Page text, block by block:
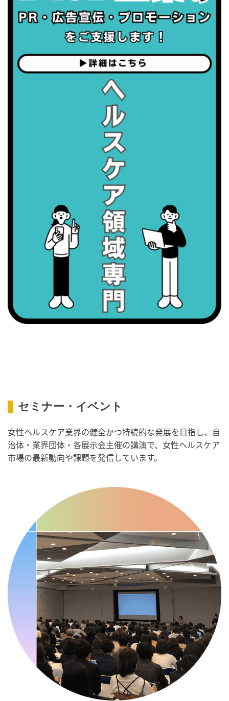
・がん征圧月間
・世界アルツハイマー月間
・健康増進普及月間
・職場の健康診断実施強化月間
・職場の健康診断実施強化月間
・がん征圧月間
・世界アルツハイマー月間
・健康増進普及月間
・歯ヂカラ探究月間
・職場の健康診断実施強化月間
・がん征圧月間
・世界アルツハイマー月間
・健康増進普及月間
・世界アルツハイマー月間
・歯ヂカラ探究月間
・職場の健康診断実施強化月間
・スッキリ美腸の日
・がん征圧月間
・世界アルツハイマー月間
・健康増進普及月間
・歯ヂカラ探究月間
・職場の健康診断実施強化月間
・人口内耳の日
・骨盤臓器脱 克服の日
2026/09/10(木)
・がん征圧月間
・世界アルツハイマー月間
・健康増進普及月間
・歯ヂカラ探究月間
・職場の健康診断実施強化月間
セミナー・イベント
女性ヘルスケア業界の健全かつ持続的な発展を目指し、自
治体・業界団体・各展示会主催の講演で、女性ヘルスケア
市場の最新動向や課題を発信しています。